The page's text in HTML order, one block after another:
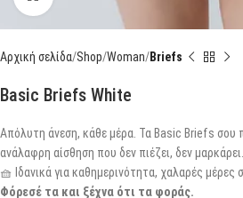
Αρχική σελίδα Shop Woman Briefs
Basic Briefs White
Απόλυτη άνεση, κάθε μέρα. Τα Basic Briefs σου
ανάλαφρη αίσθηση που δεν πιέζει, δεν μαρκάρει.
🧺 Ιδανικά για καθημερινότητα, χαλαρές μέρες
Φόρεσέ τα και ξέχνα ότι τα φοράς.